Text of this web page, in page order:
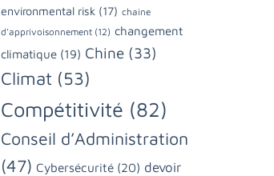
environmental risk (17) chaine
d'apprivoisonnement (12) changement
climatique (19) Chine (33)
Climat (53)
Compétitivité (82)
Conseil d’Administration
(47) Cybersécurité (20) devoir